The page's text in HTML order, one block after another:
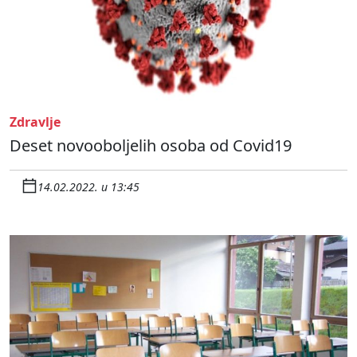
Zdravlje
Deset novooboljelih osoba od Covid19
14.02.2022. u 13:45